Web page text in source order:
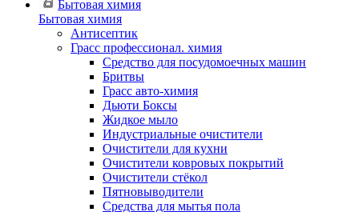
Бытовая химия
Бытовая химия
Антисептик
Грасс профессионал. химия
Cредство для посудомоечных машин
Бритвы
Грасс авто-химия
Дьюти Боксы
Жидкое мыло
Индустриальные очистители
Очистители для кухни
Очистители ковровых покрытий
Очистители стёкол
Пятновыводители
Средства для мытья пола